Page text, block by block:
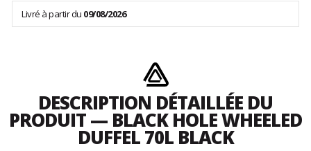
Livré à partir du 09/08/2026
DESCRIPTION DÉTAILLÉE DU
PRODUIT — BLACK HOLE WHEELED
DUFFEL 70L BLACK